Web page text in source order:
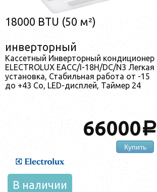
18000 BTU (50 м²)
инверторный
Кассетный Инверторный кондиционер
ELECTROLUX EACC/I-18H/DC/N3 Легкая
установка, Стабильная работа от -15
до +43 Со, LED-дисплей, Таймер 24
66000a
Купить
В наличии